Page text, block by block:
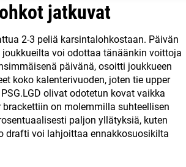
jatkuvat
2-3 peliä karsintalohkostaan. Päivän
voi odottaa tänäänkin voittoja
päivänä, osoitti joukkueen
koko kalenterivuoden, joten tie upper
olivat odotetun kovat vaikka
on molemmilla suhteellisen
paljon yllätyksiä, kuten
drafti voi lahjoittaa ennakkosuosikilta